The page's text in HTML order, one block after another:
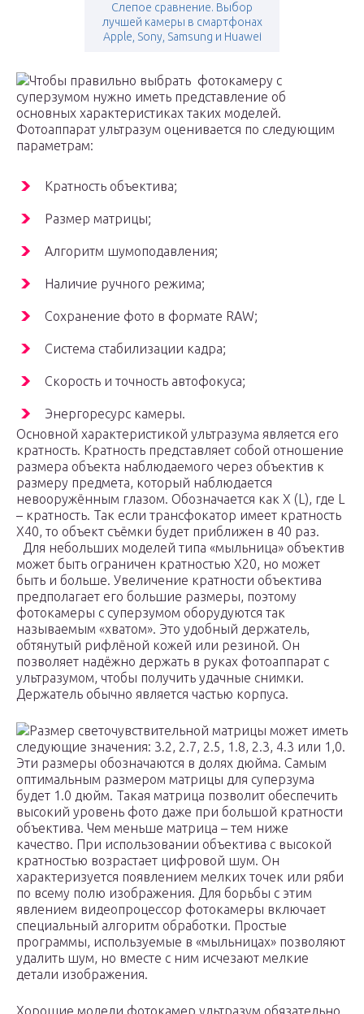
Слепое сравнение. Выбор
лучшей камеры в смартфонах
Apple, Sony, Samsung и Huawei
Чтобы правильно выбрать фотокамеру с
суперзумом нужно иметь представление об
основных характеристиках таких моделей.
Фотоаппарат ультразум оценивается по следующим
параметрам:
Кратность объектива;
Размер матрицы;
Алгоритм шумоподавления;
Наличие ручного режима;
Сохранение фото в формате RAW;
Система стабилизации кадра;
Скорость и точность автофокуса;
Энергоресурс камеры.
Основной характеристикой ультразума является его
кратность. Кратность представляет собой отношение
размера объекта наблюдаемого через объектив к
размеру предмета, который наблюдается
невооружённым глазом. Обозначается как Х (L), где L
– кратность. Так если трансфокатор имеет кратность
Х40, то объект съёмки будет приближен в 40 раз.
Для небольших моделей типа «мыльница» объектив
может быть ограничен кратностью Х20, но может
быть и больше. Увеличение кратности объектива
предполагает его большие размеры, поэтому
фотокамеры с суперзумом оборудуются так
называемым «хватом». Это удобный держатель,
обтянутый рифлёной кожей или резиной. Он
позволяет надёжно держать в руках фотоаппарат с
ультразумом, чтобы получить удачные снимки.
Держатель обычно является частью корпуса.
Размер светочувствительной матрицы может иметь
следующие значения: 3.2, 2.7, 2.5, 1.8, 2.3, 4.3 или 1,0.
Эти размеры обозначаются в долях дюйма. Самым
оптимальным размером матрицы для суперзума
будет 1.0 дюйм. Такая матрица позволит обеспечить
высокий уровень фото даже при большой кратности
объектива. Чем меньше матрица – тем ниже
качество. При использовании объектива с высокой
кратностью возрастает цифровой шум. Он
характеризуется появлением мелких точек или ряби
по всему полю изображения. Для борьбы с этим
явлением видеопроцессор фотокамеры включает
специальный алгоритм обработки. Простые
программы, используемые в «мыльницах» позволяют
удалить шум, но вместе с ним исчезают мелкие
детали изображения.
Хорошие модели фотокамер ультразум обязательно